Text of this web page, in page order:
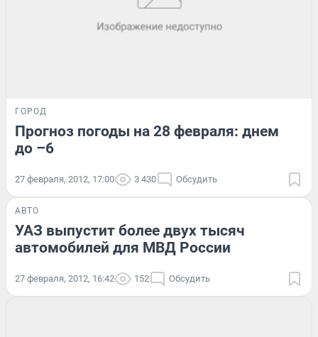
ГОРОД
Прогноз погоды на 28 февраля: днем
до –6
27 февраля, 2012, 17:00 3 430 Обсудить
АВТО
УАЗ выпустит более двух тысяч
автомобилей для МВД России
27 февраля, 2012, 16:42 152 Обсудить